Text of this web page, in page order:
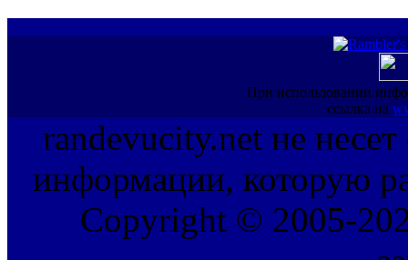
При использовании
ссылка на
randevucity.net не несет
информации, которую
Copyright © 2005-